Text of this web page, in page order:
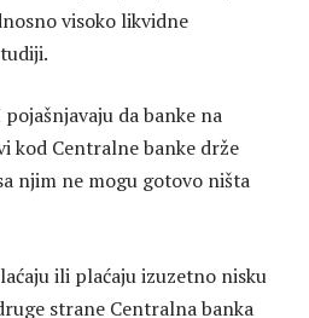
visoko likvidne
da banke na
kod Centralne banke drže
njim ne mogu gotovo ništa
ili plaćaju izuzetno nisku
strane Centralna banka